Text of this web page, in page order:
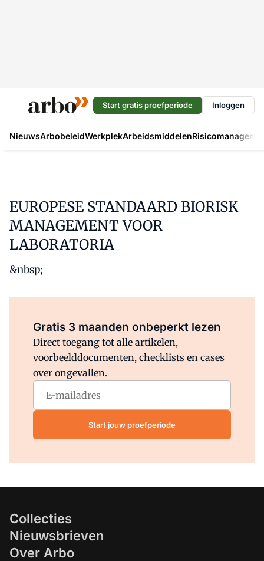
Start gratis proefperiode Inloggen
NieuwsArbobeleidWerkplekArbeidsmiddelen
EUROPESE STANDAARD BIORISK
MANAGEMENT VOOR
LABORATORIA
&nbsp;
Gratis 3 maanden onbeperkt lezen
Direct toegang tot alle artikelen,
voorbeelddocumenten, checklists en cases
over ongevallen.
Start jouw proefperiode
Collecties
Nieuwsbrieven
Over Arbo